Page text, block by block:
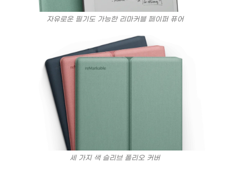
자유로운 필기도 가능한 리마커블 페이퍼 퓨어
세 가지 색 슬리브 폴리오 커버